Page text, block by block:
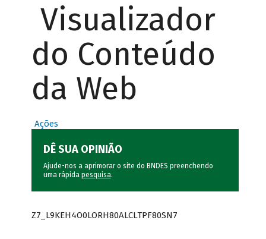
Visualizador
do Conteúdo
da Web
Ações
DÊ SUA OPINIÃO
Ajude-nos a aprimorar o site do BNDES preenchendo
uma rápida pesquisa.
Z7_L9KEH4O0LORH80ALCLTPF80SN7